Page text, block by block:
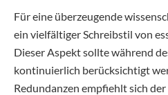
Für eine überzeugende
ein vielfältiger Schreibstil von
Dieser Aspekt sollte während
kontinuierlich berücksichtigt
Redundanzen empfiehlt sich